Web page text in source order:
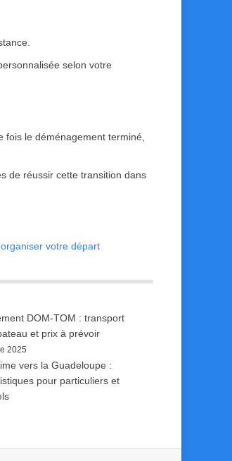
selon votre
fois le déménagement terminé,
de réussir cette transition dans
votre départ
DOM-TOM : transport
et prix à prévoir
2025
vers la Guadeloupe :
pour particuliers et